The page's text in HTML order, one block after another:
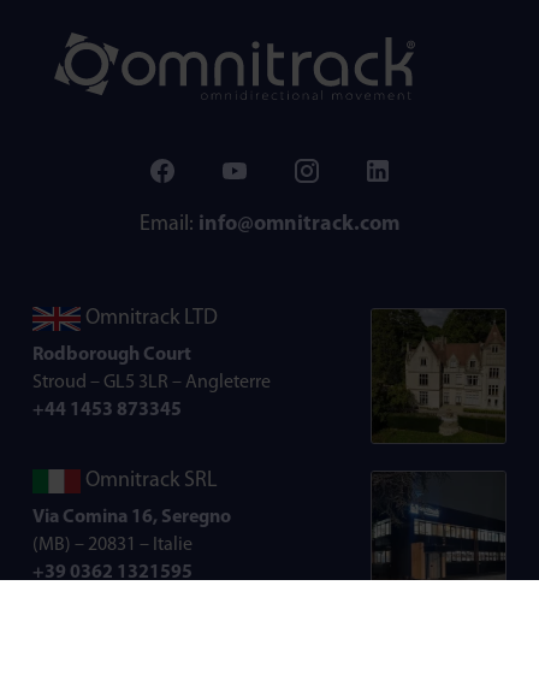
Email: info@omnitrack.com
Omnitrack LTD
Rodborough Court
Stroud – GL5 3LR –Angleterre
+44 1453 873345
Omnitrack SRL
Via Comina 16, Seregno
(MB) – 20831 – Italie
+39 0362 1321595